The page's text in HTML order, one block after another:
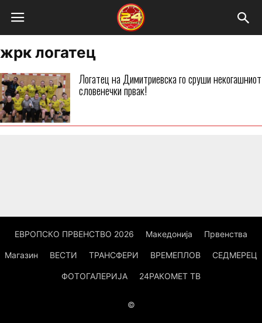
жрк логатец
Логатец на Димитриевска го сруши некогашниот
словенечки првак!
ЕВРОПСКО ПРВЕНСТВО 2026 Македонија Првенства
Магазин ВЕСТИ ТРАНСФЕРИ ВРЕМЕПЛОВ СЕДМЕРЕЦ
ФОТОГАЛЕРИЈА 24РАКОМЕТ ТВ
©